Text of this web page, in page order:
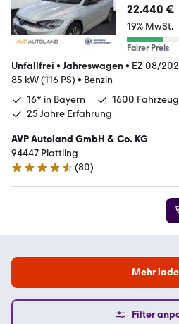
22.440 €
19% MwSt.
Fairer Preis
Unfallfrei • Jahreswagen• EZ 08/
85 kW (116 PS) • Benzin
16* in Bayern
1600
25 Jahre Erfahrung
AVP Autoland GmbH & Co. KG
94447 Plattling
4.7 Sterne
(80)
Mehr
Filter